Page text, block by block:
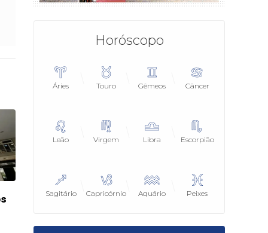
Horóscopo
Áries Touro Gêmeos Câncer
Leão Virgem Libra Escorpião
Sagitário Capricórnio Aquário Peixes